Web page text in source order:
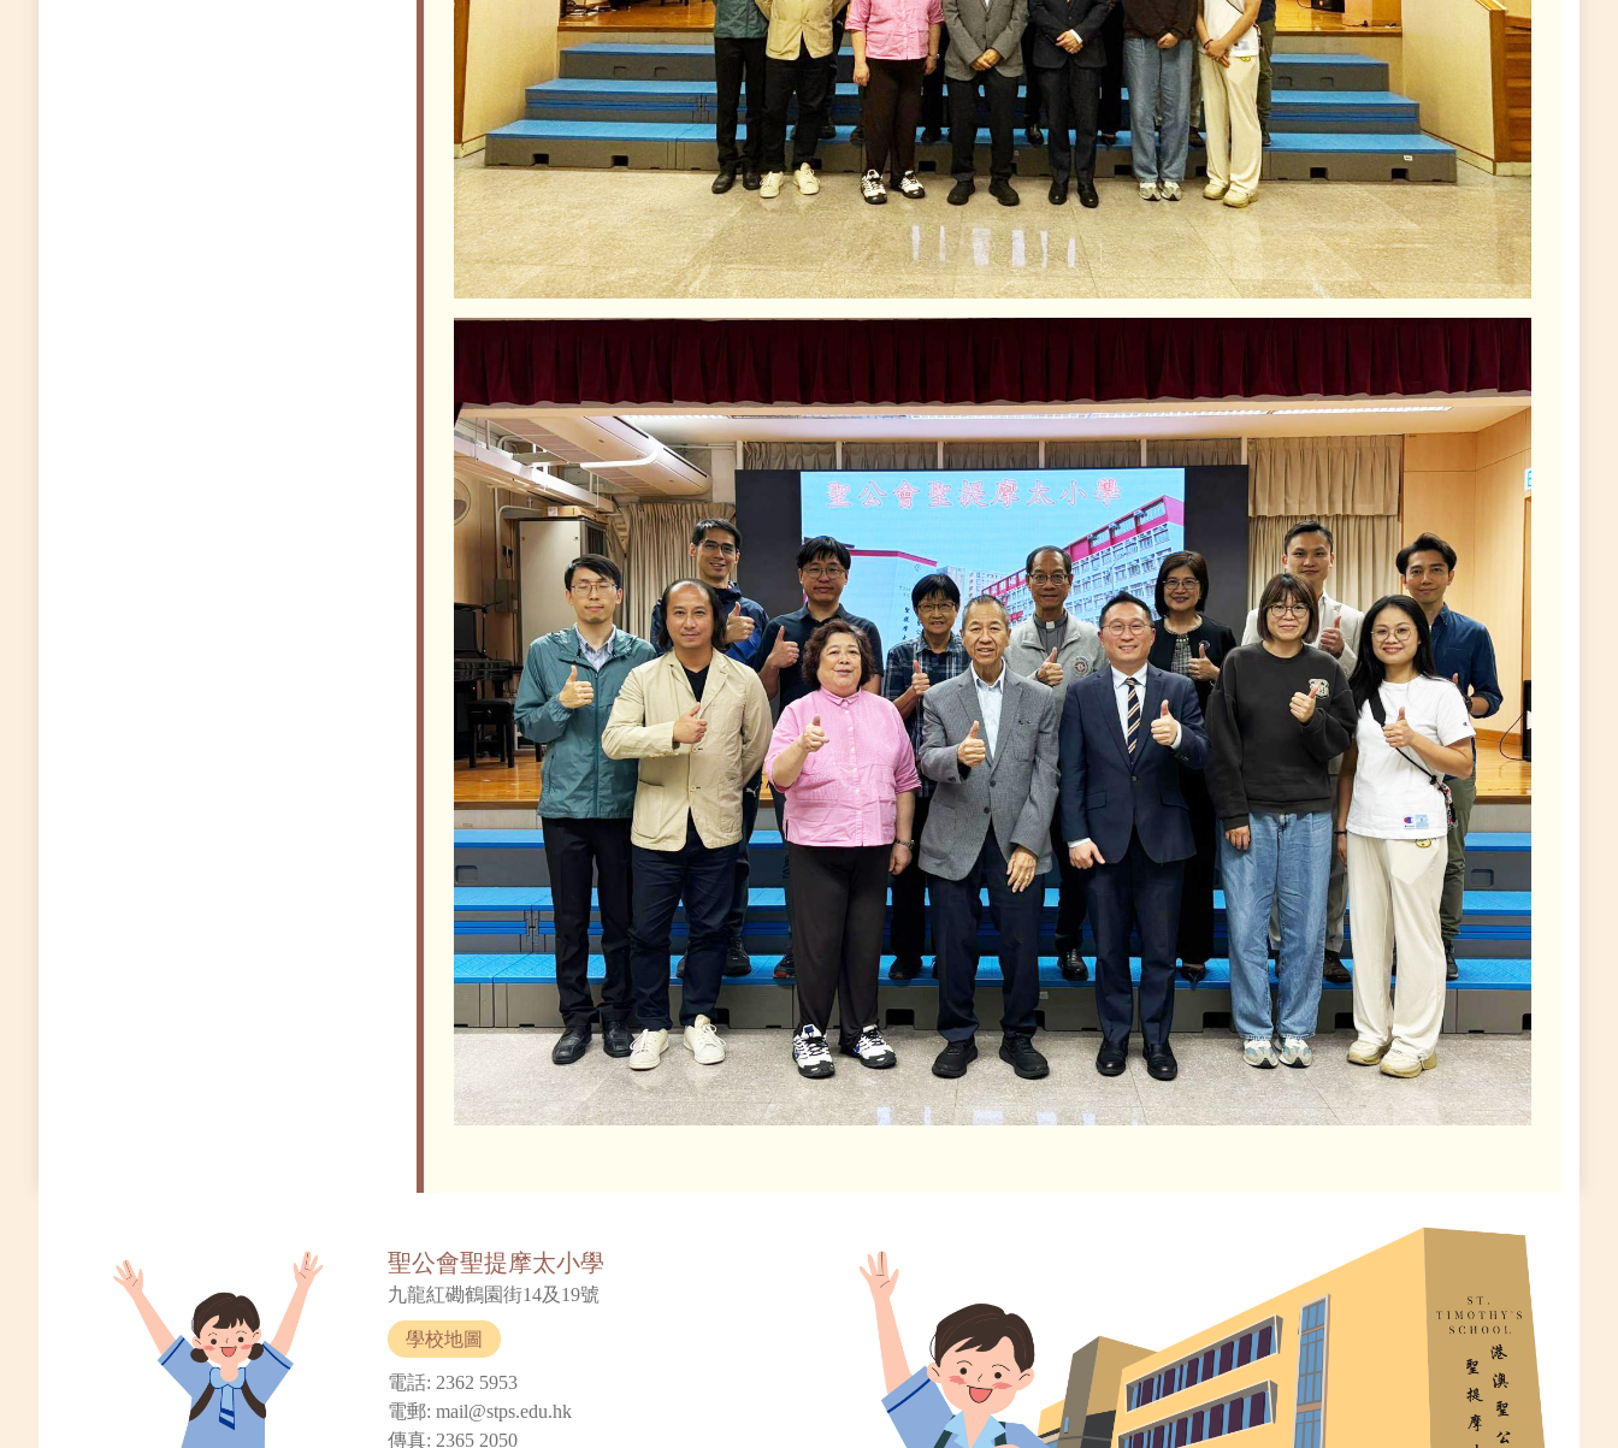
聖公會聖提摩太小學
九龍紅磡鶴園街14及19號
學校地圖
電話: 2362 5953
電郵: mail@stps.edu.hk
傳真: 2365 2050